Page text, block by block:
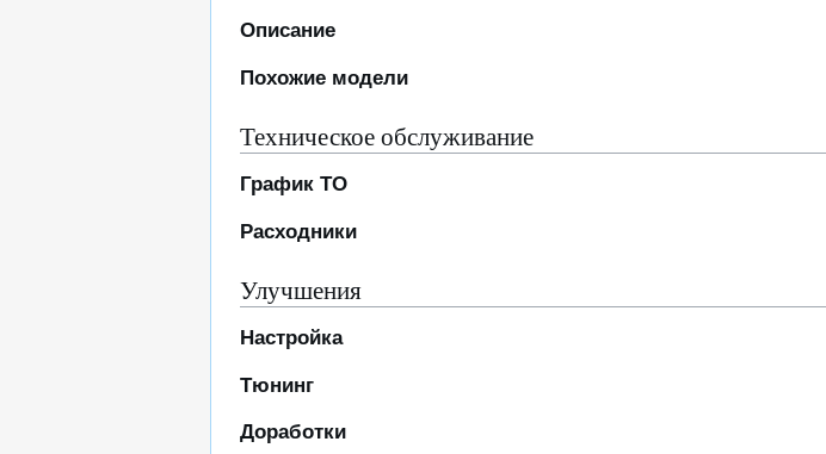
Описание
Похожие модели
Техническое обслуживание
График ТО
Расходники
Улучшения
Настройка
Тюнинг
Доработки